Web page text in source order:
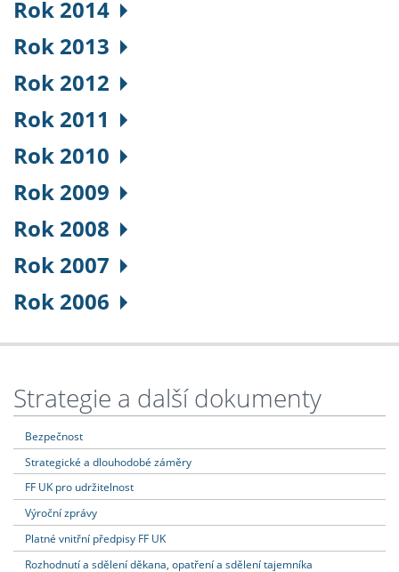
Rok 2014
Rok 2013
Rok 2012
Rok 2011
Rok 2010
Rok 2009
Rok 2008
Rok 2007
Rok 2006
Strategie a další dokumenty
Bezpečnost
Strategické a dlouhodobé záměry
FF UK pro udržitelnost
Výroční zprávy
Platné vnitřní předpisy FF UK
Rozhodnutí a sdělení děkana, opatření a sdělení tajemníka